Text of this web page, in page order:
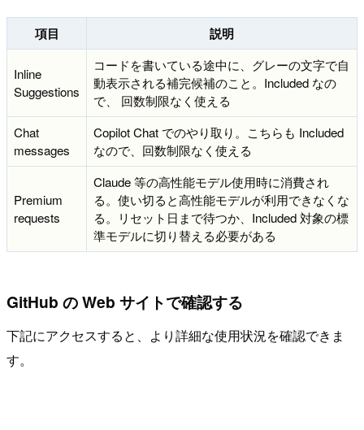
項目 説明
Inline
Suggestions
コードを書いている途中に、グレーの文字で自
動表示される補完候補のこと。Included なの
で、 回数制限なく使える
Chat
messages
Copilot Chat でのやり取り。こちらも Included
なので、回数制限なく使える
Premium
requests
Claude 等の高性能モデル使用時に消費され
る。使い切ると高性能モデルが利用できなくな
る。リセット日まで待つか、Included 対象の標
準モデルに切り替える必要がある
GitHub の Web サイトで確認する
下記にアクセスすると、より詳細な使用状況を確認できま
す。